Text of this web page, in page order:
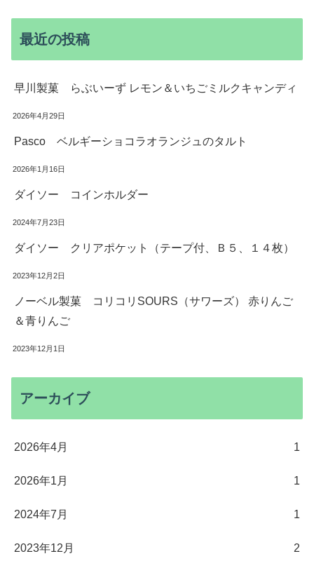
最近の投稿
早川製菓 らぶいーず レモン＆いちごミルクキャンディ
2026年4月29日
Pasco ベルギーショコラオランジュのタルト
2026年1月16日
ダイソー コインホルダー
2024年7月23日
ダイソー クリアポケット（テープ付、Ｂ５、１４枚）
2023年12月2日
ノーベル製菓 コリコリSOURS（サワーズ） 赤りんご
＆青りんご
2023年12月1日
アーカイブ
2026年4月 1
2026年1月 1
2024年7月 1
2023年12月 2